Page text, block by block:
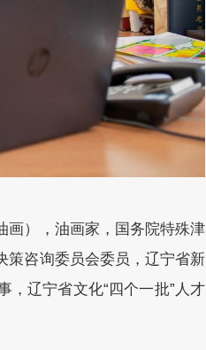
画），油画家，国务院特殊津
策咨询委员会委员，辽宁省新
，辽宁省文化“四个一批”人才